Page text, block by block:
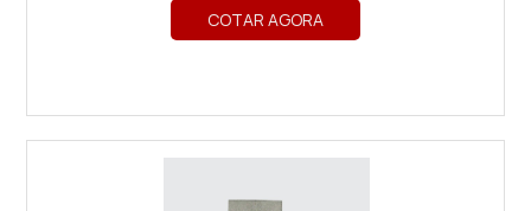
COTAR AGORA